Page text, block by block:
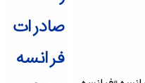
صادرات
فرانسه